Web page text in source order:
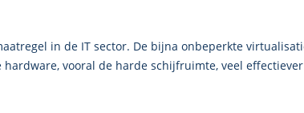
in de IT sector. De bijna onbeperkte
vooral de harde schijfruimte, veel